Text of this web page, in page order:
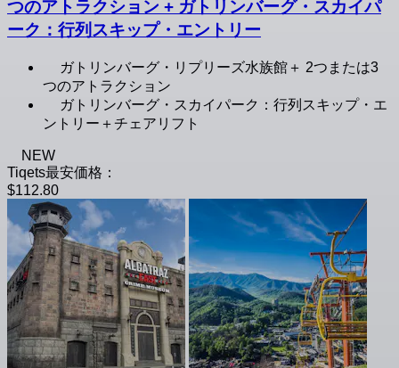
つのアトラクション + ガトリンバーグ・スカイパ
ーク：行列スキップ・エントリー
ガトリンバーグ・リプリーズ水族館＋ 2つまたは3
つのアトラクション
ガトリンバーグ・スカイパーク：行列スキップ・エ
ントリー＋チェアリフト
NEW
Tiqets最安価格：
$112.80